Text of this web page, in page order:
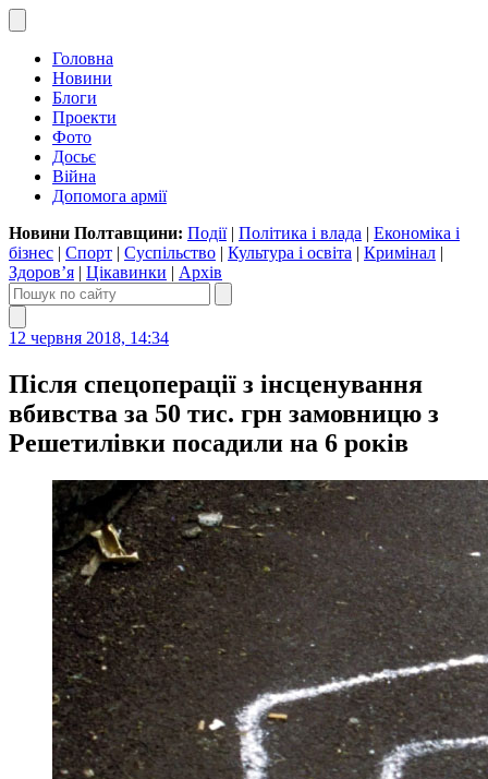
Головна
Новини
Блоги
Проекти
Фото
Досьє
Війна
Допомога армії
Новини Полтавщини: Події| Політика і влада | Економіка і
бізнес | Спорт | Суспільство | Культура і освіта | Кримінал |
Здоров’я | Цікавинки | Архів
12 червня 2018, 14:34
Після спецоперації з інсценування
вбивства за 50 тис. грн замовницю з
Решетилівки посадили на 6 років